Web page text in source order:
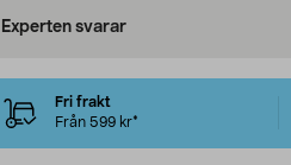
Experten svarar
Fri frakt
Från 599 kr*